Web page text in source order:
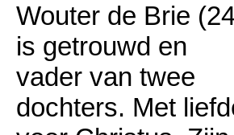
Wouter de Brie
is getrouwd en
vader van twee
dochters. Met